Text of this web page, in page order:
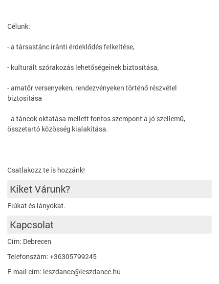
Célunk:
- a társastánc iránti érdeklődés felkeltése,
- kulturált szórakozás lehetőségeinek biztosítása,
- amatőr versenyeken, rendezvényeken történő részvétel
biztosítása
- a táncok oktatása mellett fontos szempont a jó szellemű,
összetartó közösség kialakítása.
Csatlakozz te is hozzánk!
Kiket Várunk?
Fiúkat és lányokat.
Kapcsolat
Cím: Debrecen
Telefonszám: +36305799245
E-mail cím: leszdance@leszdance.hu